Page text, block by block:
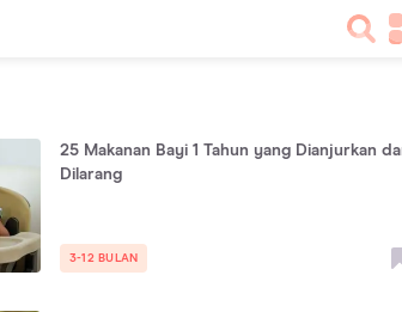
25 Makanan Bayi 1 Tahun yang Dianjurkan
Dilarang
3-12 BULAN